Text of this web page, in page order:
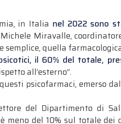
in Italia nel 2022 sono
Miravalle,
quella
il 60% del totale,
all’esterno”.
psicofarmaci, emerso
del Dipartimento di
del 10% sul totale dei